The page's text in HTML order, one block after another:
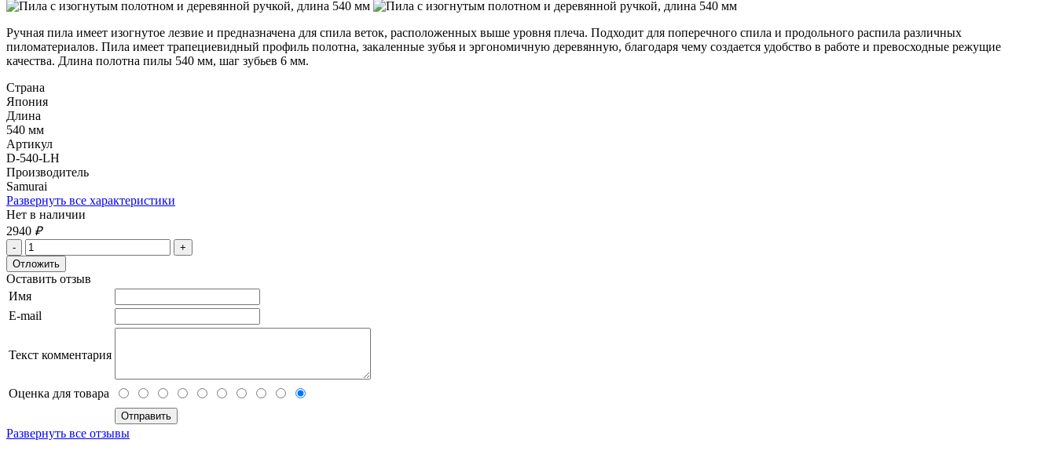
Ручная пила имеет изогнутое лезвие и предназначена для спила веток, расположенных выше уровня плеча. Подходит для поперечного спила и продольного распила различных
пиломатериалов. Пила имеет трапециевидный профиль полотна, закаленные зубья и эргономичную деревянную, благодаря чему создается удобство в работе и превосходные режущие
качества. Длина полотна пилы 540 мм, шаг зубьев 6 мм.
Страна
Япония
Длина
540 мм
Артикул
D-540-LH
Производитель
Samurai
Развернуть все характеристики
Нет в наличии
2940 ₽
Оставить отзыв
Имя
E-mail
Текст комментария
Оценка для товара
Развернуть все отзывы